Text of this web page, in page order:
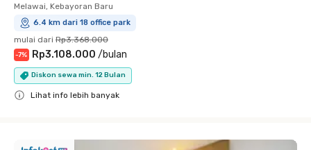
Melawai, Kebayoran Baru
6.4 km dari 18 office park
mulai dari Rp3.368.000
-7% Rp3.108.000 /bulan
Diskon sewa min. 12 Bulan
Lihat info lebih banyak